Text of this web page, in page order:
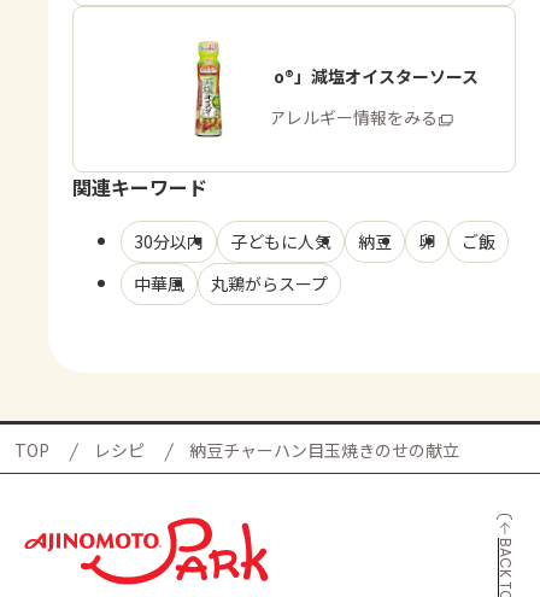
「Cook Do®」減塩オイスターソース
商品・アレルギー情報をみる
関連キーワード
30分以内 子どもに人気 納豆 卵
ご飯
中華風
丸鶏がらスープ
TOP レシピ 納豆チャーハン目玉焼きのせの献立